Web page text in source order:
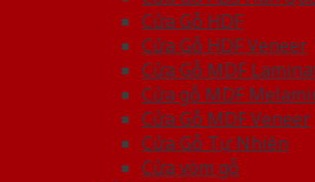
Cửa Gỗ HDF
Cửa Gỗ HDF Veneer
Cửa Gỗ MDF
Cửa gỗ MDF
Cửa Gỗ MDF Veneer
Cửa Gỗ Tự Nhiên
Cửa vòm gỗ